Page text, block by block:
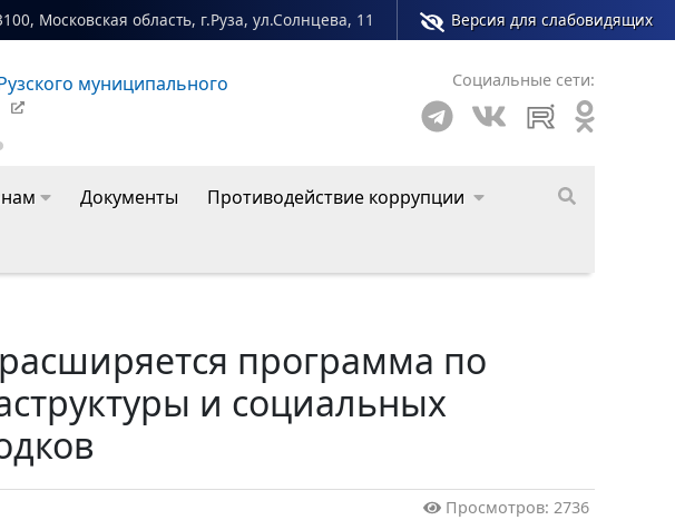
Московская область, г.Руза, ул.Солнцева, 11 Версия для слабовидящих
Рузского муниципального округа Социальные сети:
Документы
Противодействие коррупции
программа по
и социальных
Просмотров: 2736